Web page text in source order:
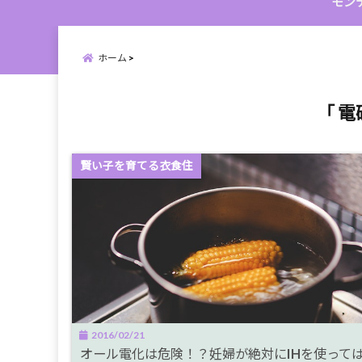
ホーム
「
賢い子を育てる衣食住
2016/02/21
オール電化は危険！？妊婦が絶対にIHを使って